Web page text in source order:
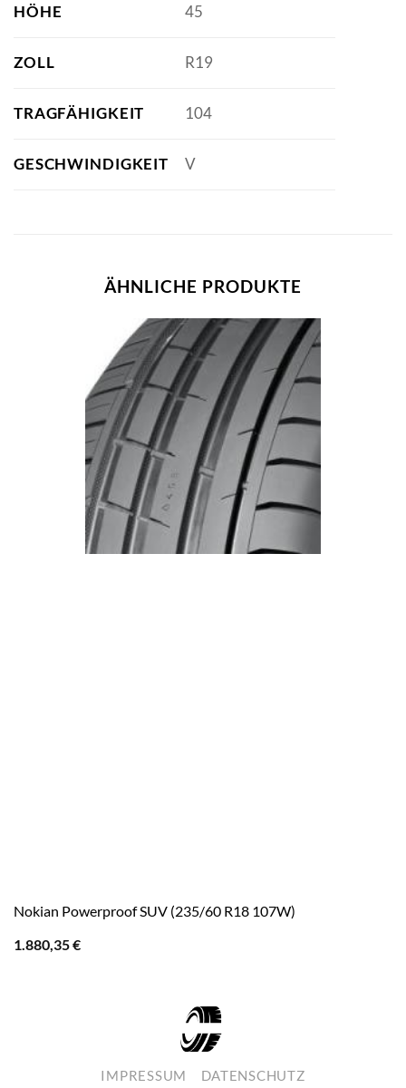
HÖHE 45
ZOLL R19
TRAGFÄHIGKEIT 104
GESCHWINDIGKEIT V
ÄHNLICHE PRODUKTE
Nokian Powerproof SUV (235/60 R18 107W)
1.880,35€
IMPRESSUM DATENSCHUTZ